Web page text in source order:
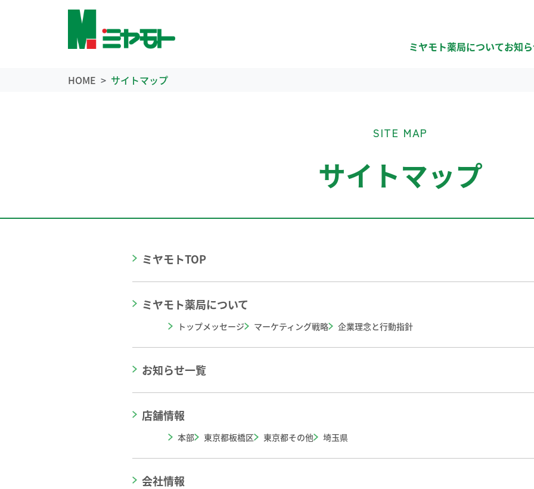
ミヤモト薬局についてお知
HOME サイトマップ
SITE MAP
サイトマップ
ミヤモトTOP
ミヤモト薬局について
トップメッセージ マーケティング戦略 企業理念と行動指針
お知らせ一覧
店舗情報
本部 東京都板橋区 東京都その他 埼玉県
会社情報